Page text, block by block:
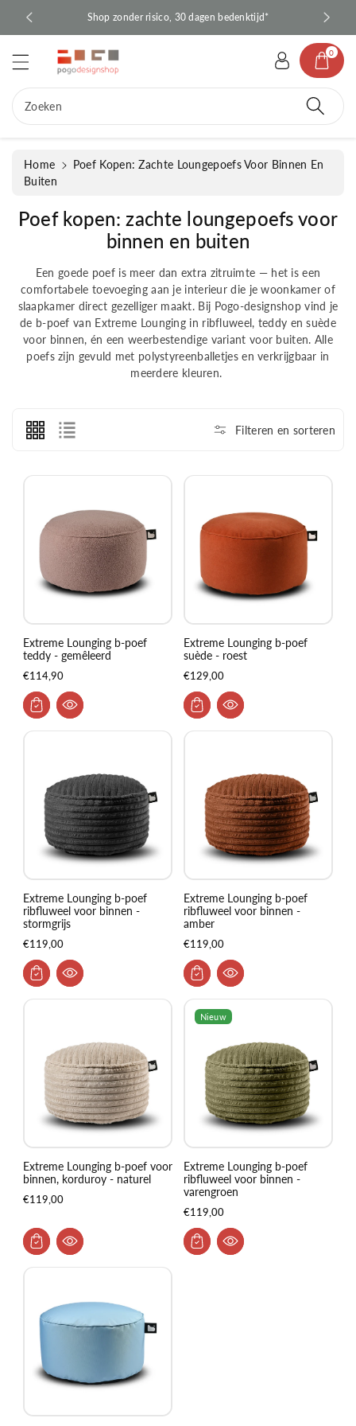
e
Shop zonder risico, 30 dagen bedenktijd*
Zoeken
0
Home
Poef Kopen: Zachte Loungepoefs Voor Binnen En
Buiten
C
e
c
Poef kopen: zachte loungepoefs voor
binnen en buiten
Een goede poef is meer dan extra zitruimte — het is een
comfortabele toevoeging aan je interieur die je woonkamer of
slaapkamer direct gezelliger maakt. Bij Pogo-designshop vind je
de b-poef van Extreme Lounging in ribfluweel, teddy en suède
voor binnen, én een weerbestendige variant voor buiten. Alle
poefs zijn gevuld met polystyreenballetjes en verkrijgbaar in
meerdere kleuren.
Filteren en sorteren
Extreme Lounging b-poef
teddy - gemêleerd
€114,90
Extreme Lounging b-poef
suède - roest
€129,00
Extreme Lounging b-poef
ribfluweel voor binnen -
stormgrijs
€119,00
Extreme Lounging b-poef
ribfluweel voor binnen -
amber
€119,00
Extreme Lounging b-poef voor
binnen, korduroy - naturel
€119,00
Nieuw
Extreme Lounging b-poef
ribfluweel voor binnen -
varengroen
€119,00